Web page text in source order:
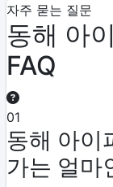
자주 묻는 질문
동해 아
FAQ
01
동해 아이
가는 얼마